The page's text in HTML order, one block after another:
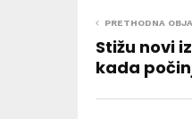
PRETHODNA
Stižu novi
kada